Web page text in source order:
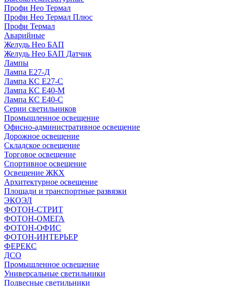
Профи Нео Термал
Профи Нео Термал Плюс
Профи Термал
Аварийные
Желудь Нео БАП
Желудь Нео БАП Датчик
Лампы
Лампа Е27-Д
Лампа КС Е27-С
Лампа КС Е40-М
Лампа КС Е40-С
Серии светильников
Промышленное освещение
Офисно-административное освещение
Дорожное освещение
Складское освещение
Торговое освещение
Спортивное освещение
Освещение ЖКХ
Архитектурное освещение
Площади и транспортные развязки
ЭКОЭЛ
ФОТОН-СТРИТ
ФОТОН-ОМЕГА
ФОТОН-ОФИС
ФОТОН-ИНТЕРЬЕР
ФЕРЕКС
ДСО
Промышленное освещение
Универсальные светильники
Подвесные светильники